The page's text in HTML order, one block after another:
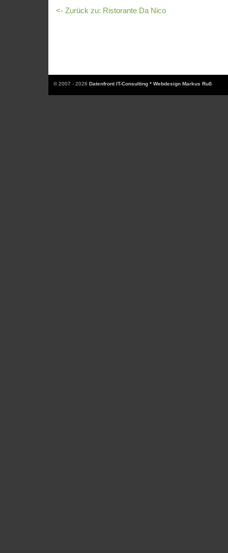
<- Zurück zu: Ristorante Da Nico
© 2007 - 2026 Datenfront IT-Consulting * Webdesign Markus Ruß